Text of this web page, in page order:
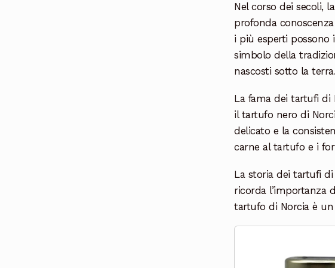
Nel corso dei secoli,
profonda
i più esperti
simbolo della
nascosti sotto la terra.
La fama dei tartufi di
il tartufo nero di
delicato e la
carne al tartufo e i
La storia dei tartufi
ricorda l’importanza
tartufo di Norcia è